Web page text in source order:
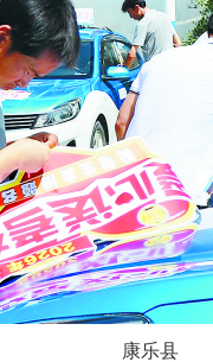
康乐县